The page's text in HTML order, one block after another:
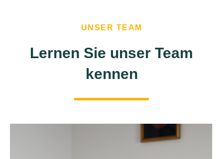
UNSER TEAM
Lernen Sie unser Team
kennen